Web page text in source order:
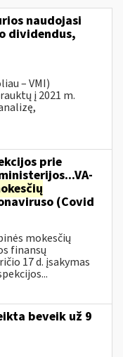
naudojasi
dividendus,
– VMI)
į 2021 m.
prie
(Covid
mokesčių
finansų
17 d. įsakymas
beveik už 9